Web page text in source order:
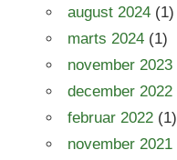
august 2024 (1)
marts 2024 (1)
november 2023
december 2022
februar 2022 (1)
november 2021